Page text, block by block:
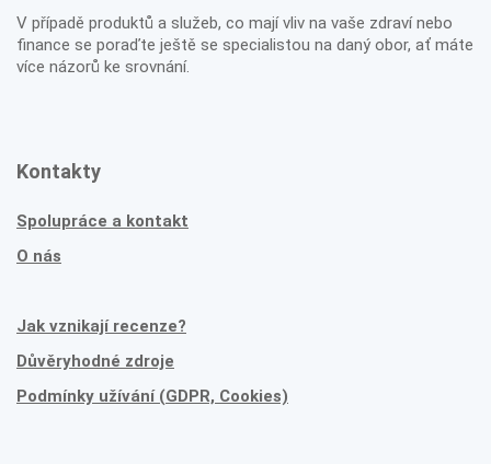
V případě produktů a služeb, co mají vliv na vaše zdraví nebo
finance se poraďte ještě se specialistou na daný obor, ať máte
více názorů ke srovnání.
Kontakty
Spolupráce a kontakt
O nás
Jak vznikají recenze?
Důvěryhodné zdroje
Podmínky užívání (GDPR, Cookies)